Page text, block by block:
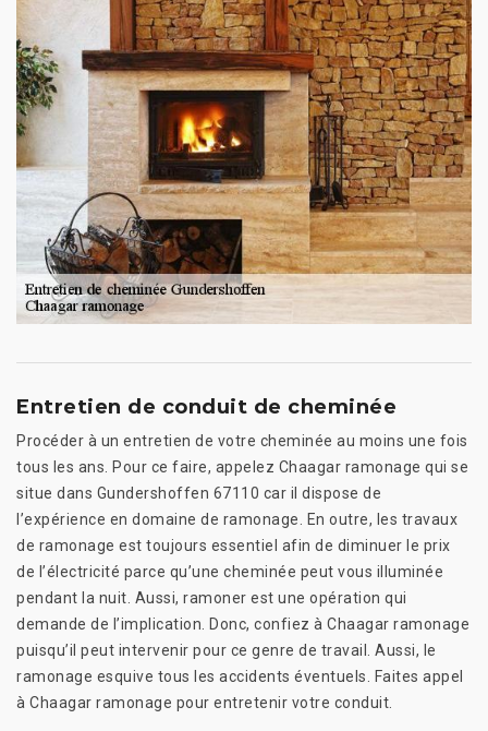
Entretien de conduit de cheminée
Procéder à un entretien de votre cheminée au moins une fois
tous les ans. Pour ce faire, appelez Chaagar ramonage qui se
situe dans Gundershoffen 67110 car il dispose de
l’expérience en domaine de ramonage. En outre, les travaux
de ramonage est toujours essentiel afin de diminuer le prix
de l’électricité parce qu’une cheminée peut vous illuminée
pendant la nuit. Aussi, ramoner est une opération qui
demande de l’implication. Donc, confiez à Chaagar ramonage
puisqu’il peut intervenir pour ce genre de travail. Aussi, le
ramonage esquive tous les accidents éventuels. Faites appel
à Chaagar ramonage pour entretenir votre conduit.